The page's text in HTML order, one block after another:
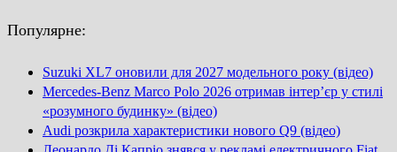
Популярне:
Suzuki XL7 оновили для 2027 модельного року (відео)
Mercedes-Benz Marco Polo 2026 отримав інтер’єр у стилі
«розумного будинку» (відео)
Audi розкрила характеристики нового Q9 (відео)